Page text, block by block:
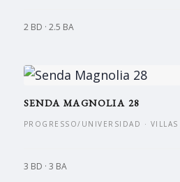
2 BD · 2.5 BA
SENDA MAGNOLIA 28
PROGRESSO/UNIVERSIDAD ·
3 BD · 3 BA